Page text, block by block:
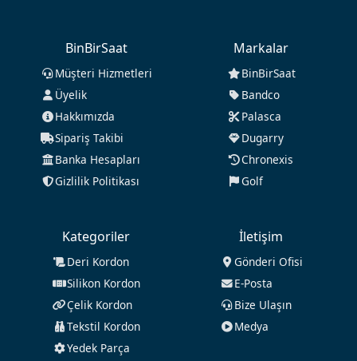
BinBirSaat
Müşteri Hizmetleri
Üyelik
Hakkımızda
Sipariş Takibi
Banka Hesapları
Gizlilik Politikası
Markalar
BinBirSaat
Bandco
Palasca
Dugarry
Chronexis
Golf
Kategoriler
Deri Kordon
Silikon Kordon
Çelik Kordon
Tekstil Kordon
Yedek Parça
İletişim
Gönderi Ofisi
E-Posta
Bize Ulaşın
Medya